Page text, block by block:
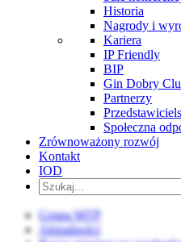
Historia
Nagrody i
Kariera
IP Friendly
BIP
Gin Dobry
Partnerzy
Społeczna
Zrównoważony rozwój
Kontakt
IOD
Grupa MTP
Aktualności